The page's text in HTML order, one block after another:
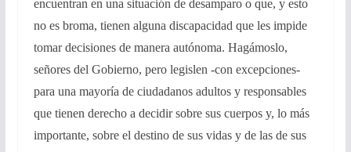
encuentran en una situación de desamparo o que, y esto
no es broma, tienen alguna discapacidad que les impide
tomar decisiones de manera autónoma. Hagámoslo,
señores del Gobierno, pero legislen -con excepciones-
para una mayoría de ciudadanos adultos y responsables
que tienen derecho a decidir sobre sus cuerpos y, lo más
importante, sobre el destino de sus vidas y de las de sus